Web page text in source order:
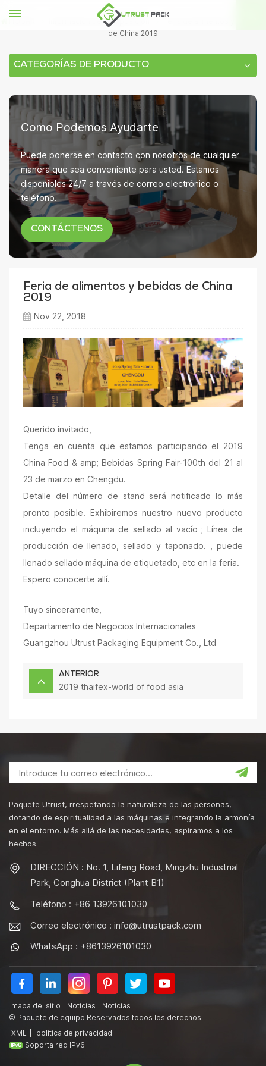
Información de la exposición
de China 2019
CATEGORÍAS DE PRODUCTO
Como Podemos Ayudarte
Puede ponerse en contacto con nosotros de cualquier
manera que sea conveniente para usted. Estamos
disponibles 24/7 a través de correo electrónico o
teléfono.
CONTÁCTENOS
Feria de alimentos y bebidas de China
2019
Nov 22, 2018
Querido invitado,
Tenga en cuenta que estamos participando el 2019
China Food & amp; Bebidas Spring Fair-100th del 21 al
23 de marzo en Chengdu.
Detalle del número de stand será notificado lo más
pronto posible. Exhibiremos nuestro nuevo producto
incluyendo el máquina de sellado al vacío ; Línea de
producción de llenado, sellado y taponado. , puede
llenado sellado máquina de etiquetado, etc en la feria.
Espero conocerte allí.
Tuyo sinceramente,
Departamento de Negocios Internacionales
Guangzhou Utrust Packaging Equipment Co., Ltd
ANTERIOR
2019 thaifex-world of food asia
Paquete Utrust, rrespetando la naturaleza de las personas,
dotando de espiritualidad a las máquinas e integrando la armonía
en el entorno. Más allá de las necesidades, aspiramos a los
hechos.
DIRECCIÓN : No. 1, Lifeng Road, Mingzhu Industrial
Park, Conghua District (Plant B1)
Teléfono : +86 13926101030
Correo electrónico : info@utrustpack.com
WhatsApp : +8613926101030
mapa del sitio Noticias
Noticias
© Paquete de equipo Reservados todos los derechos.
XML
política de privacidad
Soporta red IPv6